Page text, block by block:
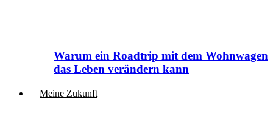
Warum ein Roadtrip mit dem Wohnwagen
das Leben verändern kann
Meine Zukunft